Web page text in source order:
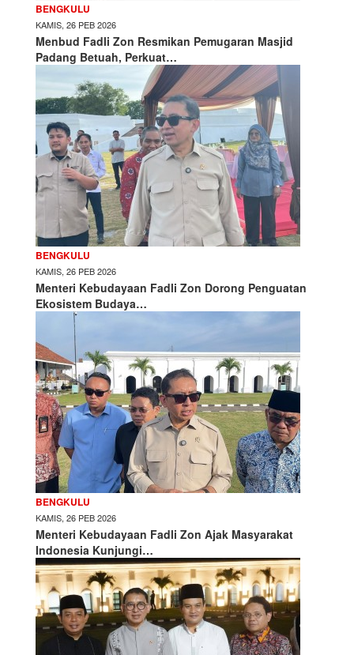
BENGKULU
KAMIS, 26 PEB 2026
Menbud Fadli Zon Resmikan Pemugaran Masjid
Padang Betuah, Perkuat…
BENGKULU
KAMIS, 26 PEB 2026
Menteri Kebudayaan Fadli Zon Dorong Penguatan
Ekosistem Budaya…
BENGKULU
KAMIS, 26 PEB 2026
Menteri Kebudayaan Fadli Zon Ajak Masyarakat
Indonesia Kunjungi…